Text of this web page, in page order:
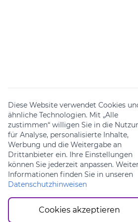
Store CUBE Lübeck
Store CUBE Flensburg
Über Uns
Diese Website verwendet Cookies
ähnliche Technologien. Mit „Alle
zustimmen“ willigen Sie in die
für Analyse, personalisierte Inhalte,
Werbung und die Weitergabe an
Drittanbieter ein. Ihre Einstellungen
können Sie jederzeit anpassen.
Informationen finden Sie in unseren
Datenschutzhinweisen
Cookies akzeptieren